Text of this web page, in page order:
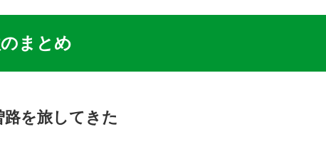
まとめ
を旅してきた